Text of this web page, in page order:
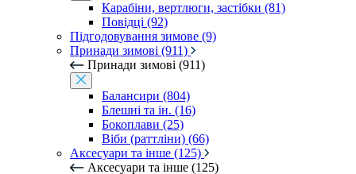
Карабіни, вертлюги, застібки (81)
Повідці (92)
Підгодовування зимове (9)
Принади зимові (911)
Принади зимові (911)
Балансири (804)
Блешні та ін. (16)
Бокоплави (25)
Віби (раттліни) (66)
Аксесуари та інше (125)
Аксесуари та інше (125)